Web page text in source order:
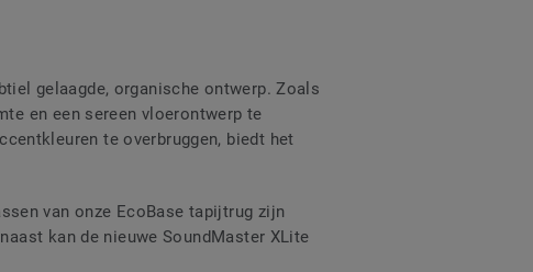
gelaagde, organische ontwerp. Zoals
en een sereen vloerontwerp te
te overbruggen, biedt het
van onze EcoBase tapijtrug zijn
kan de nieuwe SoundMaster XLite